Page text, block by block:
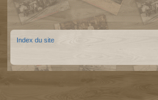
Index du site